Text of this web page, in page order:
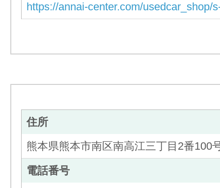
https://annai-center.com/usedcar_shop/
住所
熊本県熊本市南区南高江三丁目2番100
電話番号